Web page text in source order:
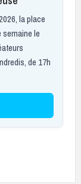
la place
semaine le
de 17h